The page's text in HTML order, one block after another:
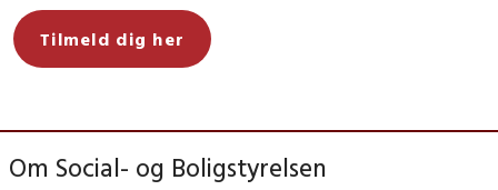
Tilmeld dig her
Om Social- og Boligstyrelsen